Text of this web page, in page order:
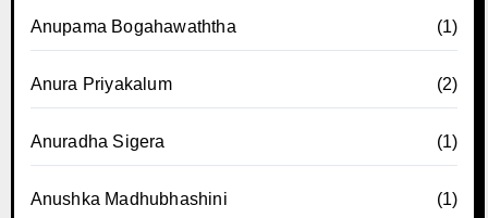
Anupama Bogahawaththa (1)
Anura Priyakalum (2)
Anuradha Sigera (1)
Anushka Madhubhashini (1)